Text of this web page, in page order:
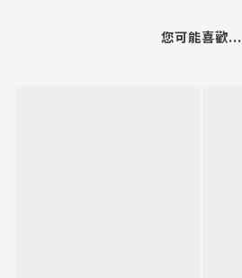
您可能喜歡...